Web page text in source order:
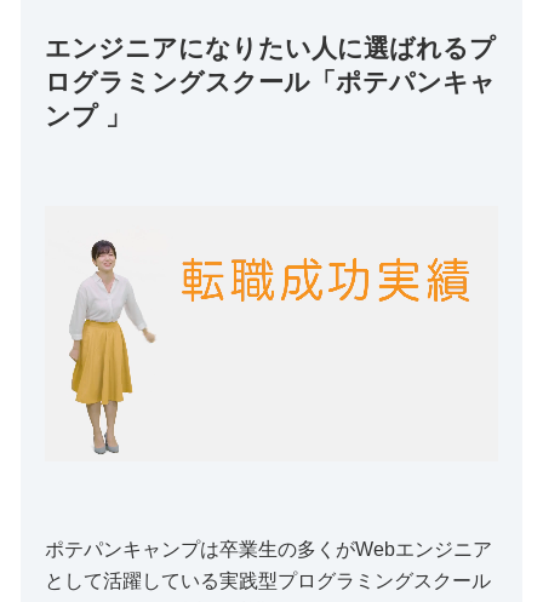
エンジニアになりたい人に選ばれるプ
ログラミングスクール「ポテパンキャ
ンプ 」
ポテパンキャンプは卒業生の多くがWebエンジニア
として活躍している実践型プログラミングスクール